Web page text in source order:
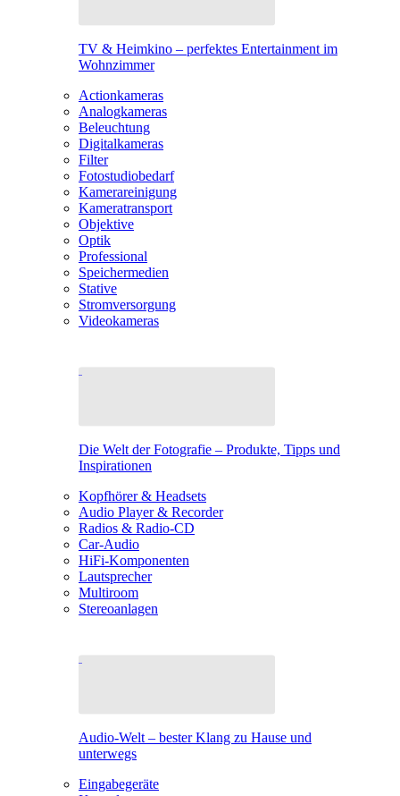
TV & Heimkino – perfektes Entertainment im
Wohnzimmer
Actionkameras
Analogkameras
Beleuchtung
Digitalkameras
Filter
Fotostudiobedarf
Kamerareinigung
Kameratransport
Objektive
Optik
Professional
Speichermedien
Stative
Stromversorgung
Videokameras
Die Welt der Fotografie – Produkte, Tipps und
Inspirationen
Kopfhörer & Headsets
Audio Player & Recorder
Radios & Radio-CD
Car-Audio
HiFi-Komponenten
Lautsprecher
Multiroom
Stereoanlagen
Audio-Welt – bester Klang zu Hause und
unterwegs
Eingabegeräte